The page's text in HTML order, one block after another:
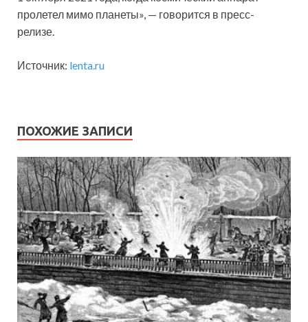
пролетел мимо планеты», — говорится в пресс-
релизе.
Источник: lenta.ru
ПОХОЖИЕ ЗАПИСИ